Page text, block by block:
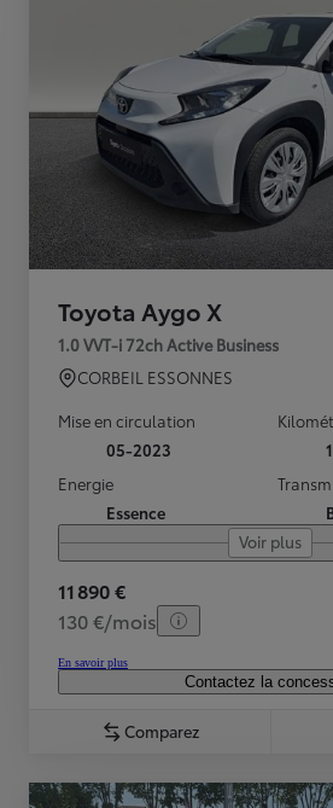
Toyota Aygo X
1.0 VVT-i 72ch Active Business
CORBEIL ESSONNES
Mise en circulation
05-2023
Energie
Essence
Voir plus
11 890 €
130 €/mois
En savoir plus
Contactez la
Comparez